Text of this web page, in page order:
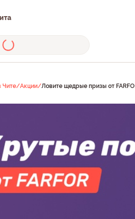
Чите/Акции/Ловите щедрые призы от